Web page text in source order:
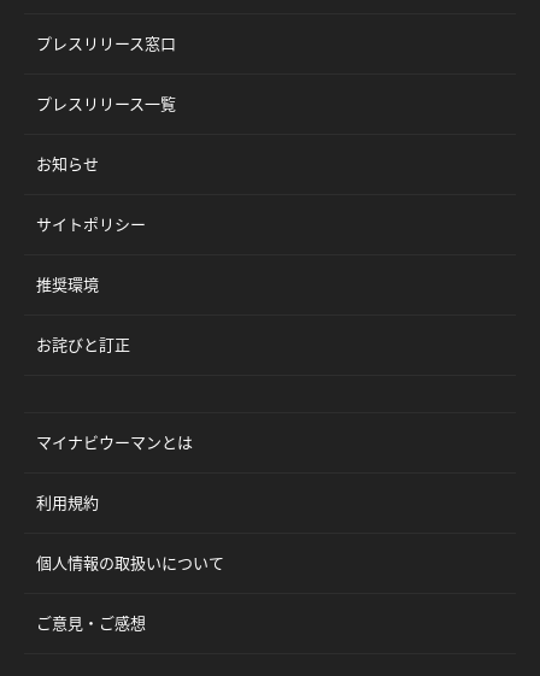
プレスリリース窓口
プレスリリース一覧
お知らせ
サイトポリシー
推奨環境
お詫びと訂正
マイナビウーマンとは
利用規約
個人情報の取扱いについて
ご意見・ご感想